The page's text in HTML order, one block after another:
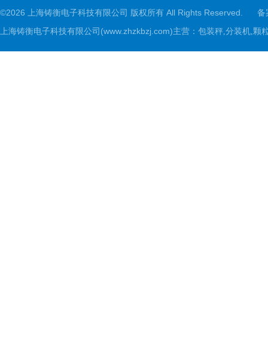
©2026 上海铸衡电子科技有限公司 版权所有 All Rights Reserved.
备
上海铸衡电子科技有限公司(www.zhzkbzj.com)主营： 包装秤,分装机,颗